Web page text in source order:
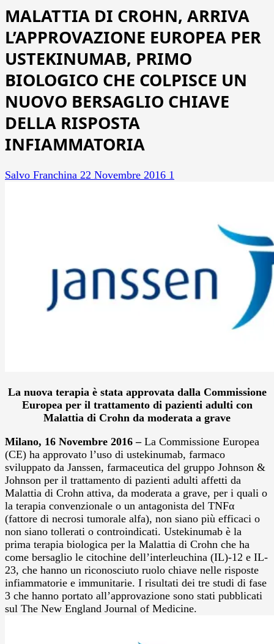
MALATTIA DI CROHN, ARRIVA
L’APPROVAZIONE EUROPEA PER
USTEKINUMAB, PRIMO
BIOLOGICO CHE COLPISCE UN
NUOVO BERSAGLIO CHIAVE
DELLA RISPOSTA
INFIAMMATORIA
Salvo Franchina 22 Novembre 2016 1
La nuova terapia è stata approvata dalla Commissione
Europea per il trattamento di pazienti adulti con
Malattia di Crohn da moderata a grave
Milano, 16 Novembre 2016 –La Commissione Europea
(CE) ha approvato l’uso di ustekinumab, farmaco
sviluppato da Janssen, farmaceutica del gruppo Johnson &
Johnson per il trattamento di pazienti adulti affetti da
Malattia di Crohn attiva, da moderata a grave, per i quali o
la terapia convenzionale o un antagonista del TNFα
(fattore di necrosi tumorale alfa), non siano più efficaci o
non siano tollerati o controindicati. Ustekinumab è la
prima terapia biologica per la Malattia di Crohn che ha
come bersaglio le citochine dell’interleuchina (IL)-12 e IL-
23, che hanno un riconosciuto ruolo chiave nelle risposte
infiammatorie e immunitarie. I risultati dei tre studi di fase
3 che hanno portato all’approvazione sono stati pubblicati
sul The New England Journal of Medicine.